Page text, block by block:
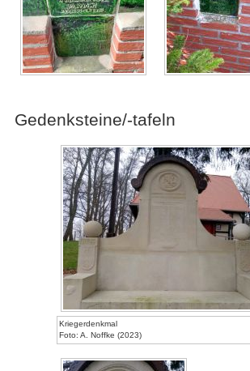
Gedenksteine/-tafeln
Kriegerdenkmal
Foto: A. Noffke (2023)